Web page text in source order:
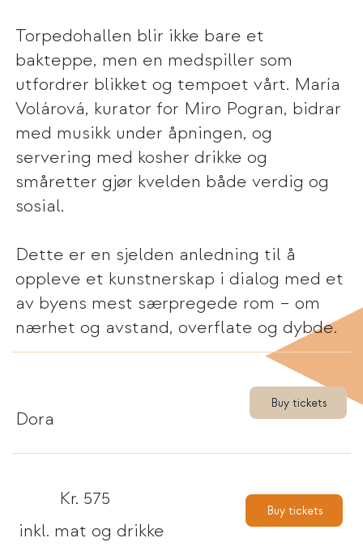
Torpedohallen blir ikke bare et
bakteppe, men en medspiller som
utfordrer blikket og tempoet vårt. María
Volárová, kurator for Miro Pogran, bidrar
med musikk under åpningen, og
servering med kosher drikke og
småretter gjør kvelden både verdig og
sosial.
Dette er en sjelden anledning til å
oppleve et kunstnerskap i dialog med et
av byens mest særpregede rom – om
nærhet og avstand, overflate og dybde.
Dora
Buy tickets
inkl. mat og drikke
Kr. 575
Buy tickets